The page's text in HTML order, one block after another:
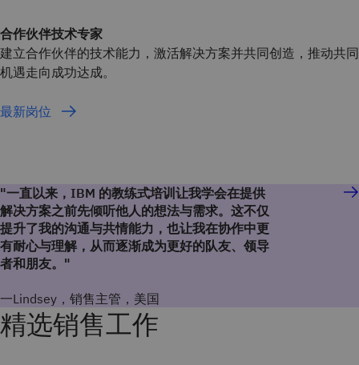
合作伙伴技术专家
建立合作伙伴的技术能力，激活解决方案并共同创造，推动共同
机遇走向成功达成。
最新岗位
"一直以来，IBM 的教练式培训让我学会在提供
解决方案之前先倾听他人的想法与需求。这不仅
提升了我的沟通与共情能力，也让我在协作中更
有耐心与理解，从而逐渐成为更好的队友、领导
者和朋友。"
一Lindsey，销售主管，美国